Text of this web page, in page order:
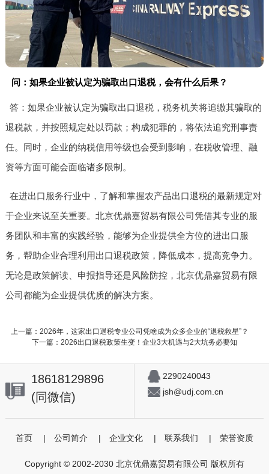
问：如果企业被认定为骗取出口退税，会有什么后果？
答：如果企业被认定为骗取出口退税，税务机关将追缴其骗取的
退税款，并按照规定处以罚款；构成犯罪的，将依法追究刑事责
任。同时，企业的纳税信用等级也会受到影响，在税收管理、融
资等方面可能会面临诸多限制。
在进出口服务行业中，了解和掌握农产品出口退税的最新规定对
于企业来说至关重要。北京优鼎嘉贸易有限公司凭借其专业的服
务团队和丰富的实践经验，能够为企业提供全方位的进出口服
务，帮助企业合理利用出口退税政策，降低成本，提高竞争力。
无论是政策解读、申报指导还是风险防控，北京优鼎嘉贸易有限
公司都能为企业提供优质的解决方案。
上一篇：2026年，这家出口退税专业公司凭啥成为众多企业的“退税救星”？
下一篇：2026出口退税政策生变！企业3大机遇与2大坑务必要知
18618129896
(同微信)
2290240043
jsh@udj.com.cn
首页 | 公司简介 | 企业文化 | 联系我们 | 荣誉资质
Copyright © 2002-2030 北京优鼎嘉贸易有限公司 版权所有